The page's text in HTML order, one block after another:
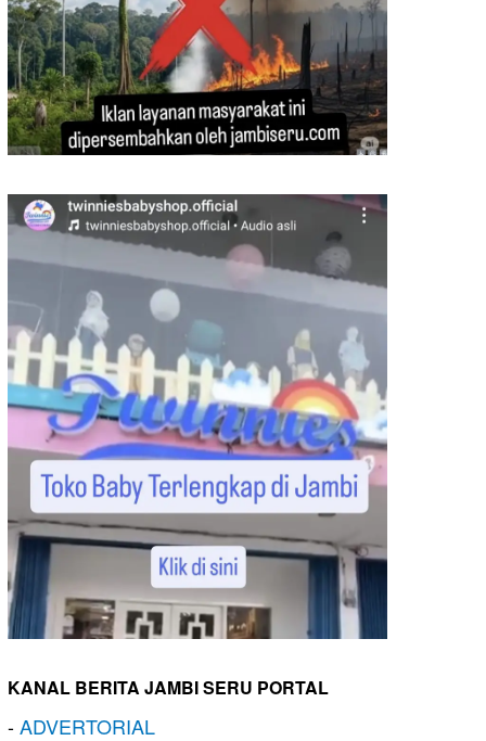
KANAL BERITA JAMBI SERU PORTAL
-ADVERTORIAL